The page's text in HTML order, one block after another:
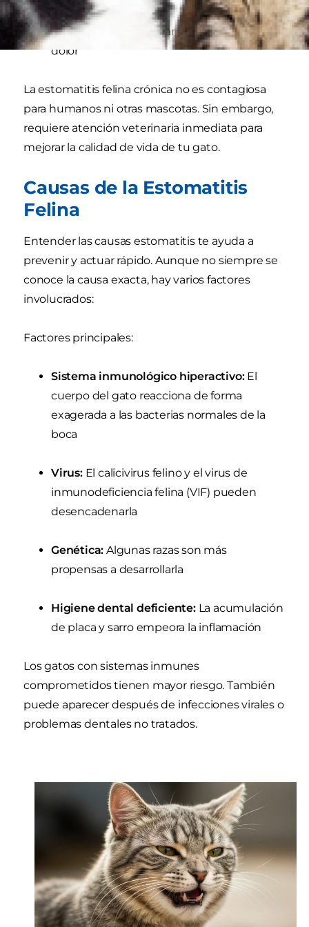
Cambios de comportamiento debido al
dolor
La estomatitis felina crónica no es contagiosa
para humanos ni otras mascotas. Sin embargo,
requiere atención veterinaria inmediata para
mejorar la calidad de vida de tu gato.
Causas de la Estomatitis
Felina
Entender las causas estomatitis te ayuda a
prevenir y actuar rápido. Aunque no siempre se
conoce la causa exacta, hay varios factores
involucrados:
Factores principales:
Sistema inmunológico hiperactivo:El
cuerpo del gato reacciona de forma
exagerada a las bacterias normales de la
boca
Virus:El calicivirus felino y el virus de
inmunodeficiencia felina (VIF) pueden
desencadenarla
Genética: Algunas razas son más
propensas a desarrollarla
Higiene dental deficiente:La acumulación
de placa y sarro empeora la inflamación
Los gatos con sistemas inmunes
comprometidos tienen mayor riesgo. También
puede aparecer después de infecciones virales o
problemas dentales no tratados.